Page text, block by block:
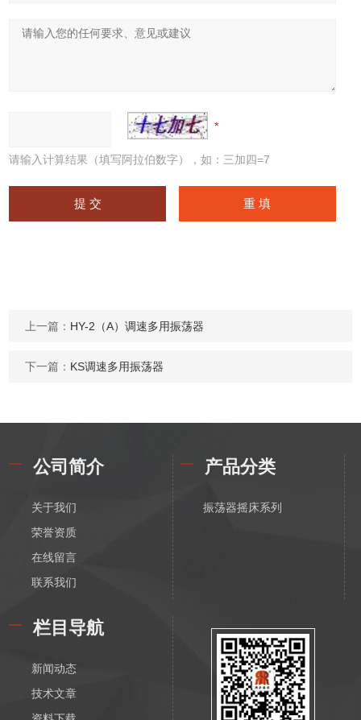
请输入计算结果（填写阿拉伯数字），如：三加四=7
上一篇： HY-2（A）调速多用振荡器
下一篇： KS调速多用振荡器
公司简介
关于我们
荣誉资质
在线留言
联系我们
产品分类
振荡器摇床系列
栏目导航
新闻动态
技术文章